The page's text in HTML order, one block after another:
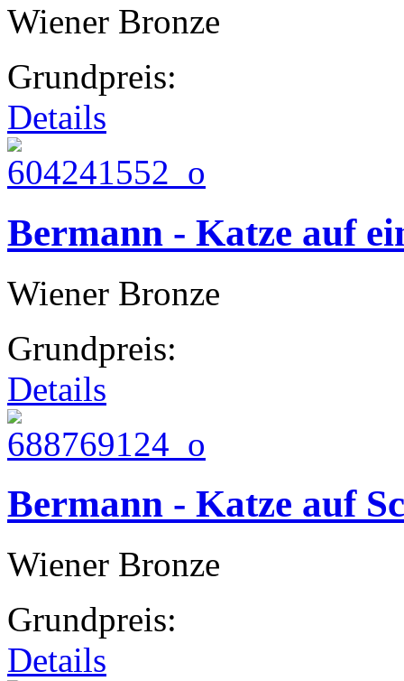
Wiener Bronze
Grundpreis:
Details
Bermann - Katze auf
Wiener Bronze
Grundpreis:
Details
Bermann - Katze auf
Wiener Bronze
Grundpreis:
Details